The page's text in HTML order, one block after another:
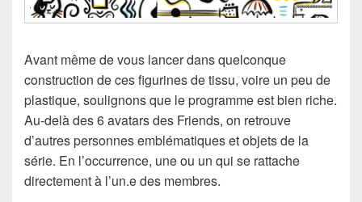
Avant même de vous lancer dans quelconque
construction de ces figurines de tissu, voire un peu de
plastique, soulignons que le programme est bien riche.
Au-delà des 6 avatars des Friends, on retrouve
d’autres personnes emblématiques et objets de la
série. En l’occurrence, une ou un qui se rattache
directement à l’un.e des membres.